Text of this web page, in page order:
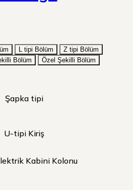
L tipi Bölüm
Z tipi Bölüm
Bölüm
Özel Şekilli Bölüm
Şapka tipi
U-tipi Kiriş
Kabini Kolonu